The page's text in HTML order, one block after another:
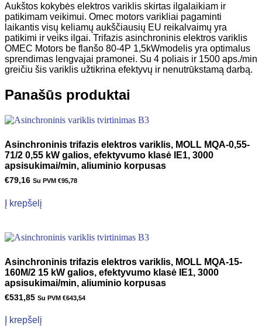
Aukštos kokybės elektros variklis skirtas ilgalaikiam ir
patikimam veikimui. Omec motors varikliai pagaminti
laikantis visų keliamų aukščiausių EU reikalvaimų yra
patikimi ir veiks ilgai. Trifazis asinchroninis elektros variklis
OMEC Motors be flanšo 80-4P 1,5kWmodelis yra optimalus
sprendimas lengvajai pramonei. Su 4 poliais ir 1500 aps./min
greičiu šis variklis užtikrina efektyvų ir nenutrūkstamą darbą.
Panašūs produktai
Asinchroninis trifazis elektros variklis, MOLL MQA-0,55-
71/2 0,55 kW galios, efektyvumo klasė IE1, 3000
apsisukimai/min, aliuminio korpusas
€79,16 Su PVM €95,78
Į krepšelį
Asinchroninis trifazis elektros variklis, MOLL MQA-15-
160M/2 15 kW galios, efektyvumo klasė IE1, 3000
apsisukimai/min, aliuminio korpusas
€531,85 Su PVM €643,54
Į krepšelį